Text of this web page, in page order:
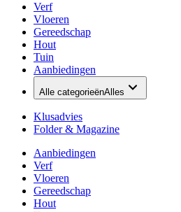
Verf
Vloeren
Gereedschap
Hout
Tuin
Aanbiedingen
Alle categorieënAlles
Klusadvies
Folder & Magazine
Aanbiedingen
Verf
Vloeren
Gereedschap
Hout